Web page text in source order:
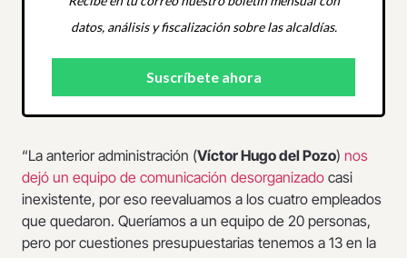
datos, análisis y fiscalización sobre las alcaldías.
“La anterior administración (Víctor Hugo del Pozo) nos
dejó un equipo de comunicación desorganizado casi
inexistente, por eso reevaluamos a los cuatro empleados
que quedaron. Queríamos a un equipo de 20 personas,
pero por cuestiones presupuestarias tenemos a 13 en la